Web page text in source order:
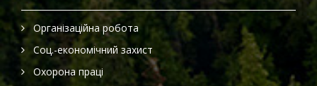
Організаційна робота
Соц.-економічний захист
Охорона праці